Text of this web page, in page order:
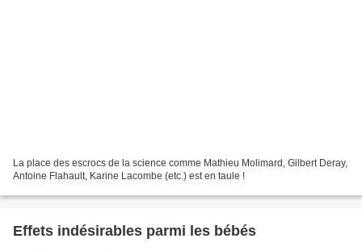
La place des escrocs de la science comme Mathieu Molimard, Gilbert Deray,
Antoine Flahault, Karine Lacombe (etc.) est en taule !
Effets indésirables parmi les bébés